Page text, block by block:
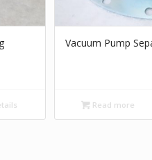
Vacuum Pump
Read more